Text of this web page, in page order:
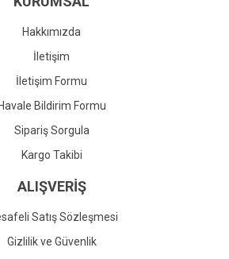
Gönder
Hakkımızda
İletişim
İletişim Formu
Havale Bildirim Formu
Sipariş Sorgula
Kargo Takibi
ALIŞVERİŞ
Satış Sözleşmesi
Gizlilik ve Güvenlik